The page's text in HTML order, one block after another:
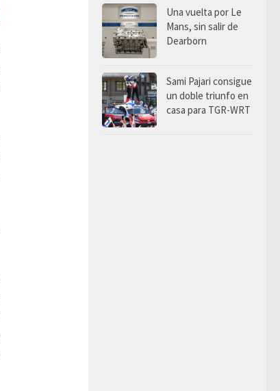
Una vuelta por Le
Mans, sin salir de
Dearborn
Sami Pajari consigue
un doble triunfo en
casa para TGR-WRT